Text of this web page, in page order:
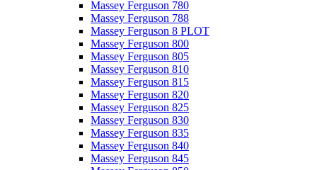
Massey Ferguson 780
Massey Ferguson 788
Massey Ferguson 8 PLOT
Massey Ferguson 800
Massey Ferguson 805
Massey Ferguson 810
Massey Ferguson 815
Massey Ferguson 820
Massey Ferguson 825
Massey Ferguson 830
Massey Ferguson 835
Massey Ferguson 840
Massey Ferguson 845